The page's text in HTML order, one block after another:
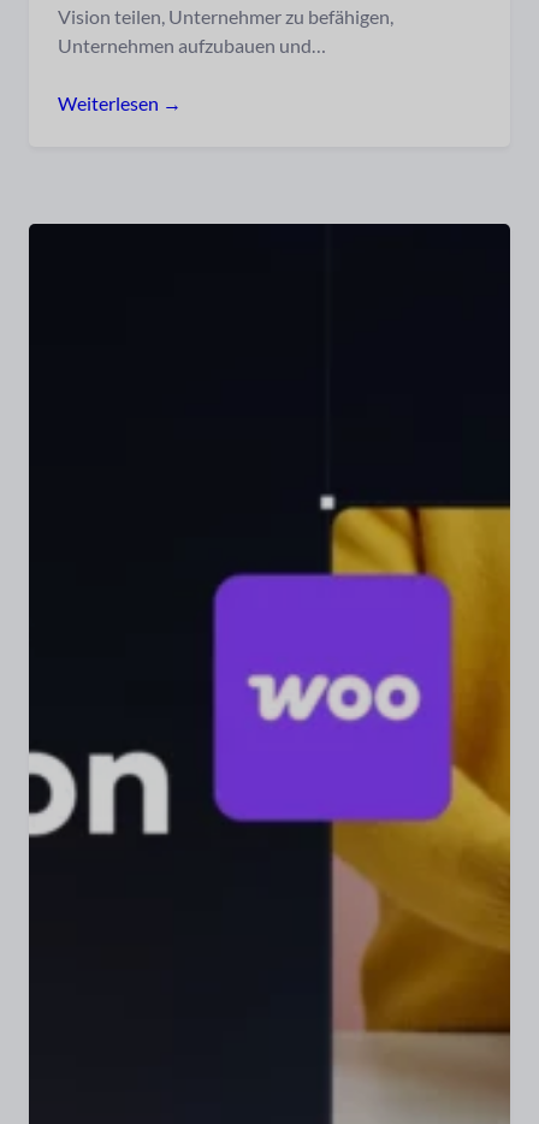
Vision teilen, Unternehmer zu befähigen,
Unternehmen aufzubauen und…
Weiterlesen →